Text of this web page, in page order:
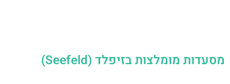
מסעדות מומלצות בזיפלד (Seefeld)